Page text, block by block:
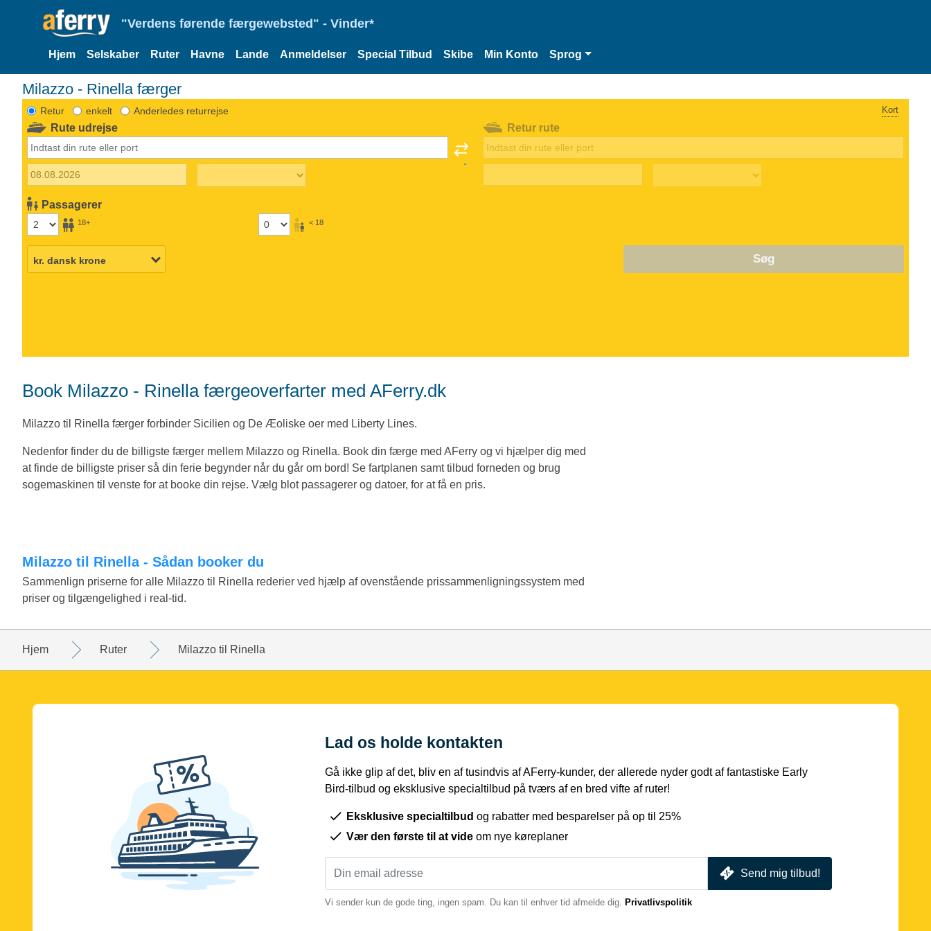
"Verdens førende færgewebsted" - Vinder*
Hjem Selskaber Ruter Havne Lande Anmeldelser Special Tilbud Skibe Min Konto Sprog
Milazzo - Rinella færger
Retur enkelt Anderledes returrejse Kort
Rute udrejse
Passagerer
18+ < 18
Retur rute
Søg
Book Milazzo - Rinella færgeoverfarter med AFerry.dk
Milazzo til Rinella færger forbinder Sicilien og De Æoliske oer med Liberty Lines.
Nedenfor finder du de billigste færger mellem Milazzo og Rinella. Book din færge med AFerry og vi hjælper dig med
at finde de billigste priser så din ferie begynder når du går om bord! Se fartplanen samt tilbud forneden og brug
sogemaskinen til venste for at booke din rejse. Vælg blot passagerer og datoer, for at få en pris.
Milazzo til Rinella - Sådan booker du
Sammenlign priserne for alle Milazzo til Rinella rederier ved hjælp af ovenstående prissammenligningssystem med
priser og tilgængelighed i real-tid.
Hjem Ruter Milazzo til Rinella
Lad os holde kontakten
Gå ikke glip af det, bliv en af tusindvis af AFerry-kunder, der allerede nyder godt af fantastiske Early
Bird-tilbud og eksklusive specialtilbud på tværs af en bred vifte af ruter!
Eksklusive specialtilbud og rabatter med besparelser på op til 25%
Vær den første til at vide om nye køreplaner
Send mig tilbud!
Vi sender kun de gode ting, ingen spam. Du kan til enhver tid afmelde dig. Privatlivspolitik